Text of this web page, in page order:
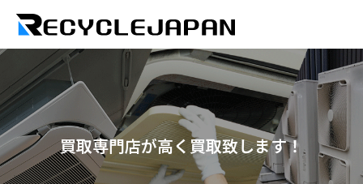
買取専門店が高く買取致します！